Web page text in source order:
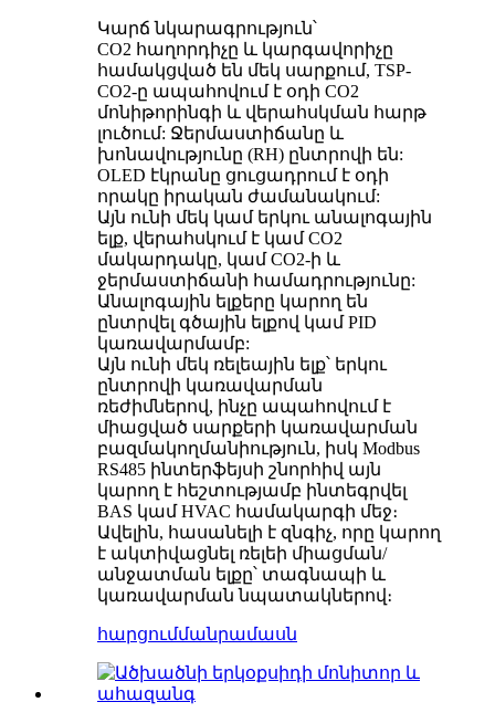
Կարճ նկարագրություն՝
CO2 հաղորդիչը և կարգավորիչը
համակցված են մեկ սարքում, TSP-
CO2-ը ապահովում է օդի CO2
մոնիթորինգի և վերահսկման հարթ
լուծում: Ջերմաստիճանը և
խոնավությունը (RH) ընտրովի են:
OLED էկրանը ցուցադրում է օդի
որակը իրական ժամանակում:
Այն ունի մեկ կամ երկու անալոգային
ելք, վերահսկում է կամ CO2
մակարդակը, կամ CO2-ի և
ջերմաստիճանի համադրությունը:
Անալոգային ելքերը կարող են
ընտրվել գծային ելքով կամ PID
կառավարմամբ:
Այն ունի մեկ ռելեային ելք՝ երկու
ընտրովի կառավարման
ռեժիմներով, ինչը ապահովում է
միացված սարքերի կառավարման
բազմակողմանիություն, իսկ Modbus
RS485 ինտերֆեյսի շնորհիվ այն
կարող է հեշտությամբ ինտեգրվել
BAS կամ HVAC համակարգի մեջ։
Ավելին, հասանելի է զնգիչ, որը կարող
է ակտիվացնել ռելեի միացման/
անջատման ելքը՝ տագնապի և
կառավարման նպատակներով։
հարցումմանրամասն